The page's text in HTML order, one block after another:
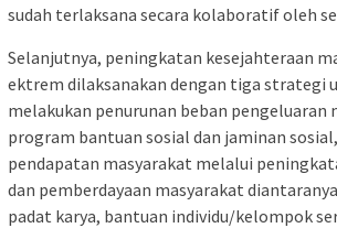
sudah terlaksana secara kolaboratif oleh
Selanjutnya, peningkatan kesejahteraan
ektrem dilaksanakan dengan tiga strategi
melakukan penurunan beban pengeluaran
program bantuan sosial dan jaminan
pendapatan masyarakat melalui
dan pemberdayaan masyarakat
padat karya, bantuan individu/kelompok